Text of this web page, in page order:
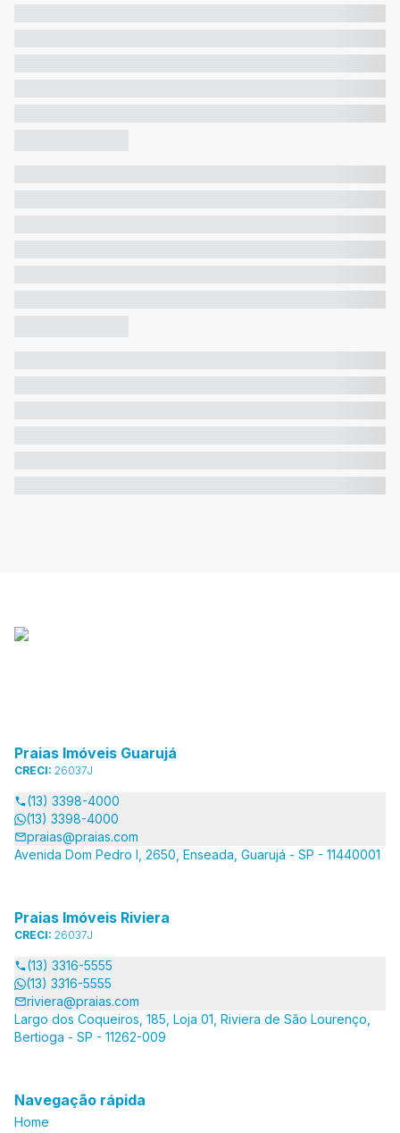
Praias Imóveis Guarujá
CRECI: 26037J
(13) 3398-4000
(13) 3398-4000
praias@praias.com
Avenida Dom Pedro I, 2650, Enseada, Guarujá - SP - 11440001
Praias Imóveis Riviera
CRECI: 26037J
(13) 3316-5555
(13) 3316-5555
riviera@praias.com
Largo dos Coqueiros, 185, Loja 01, Riviera de São Lourenço,
Bertioga - SP - 11262-009
Navegação rápida
Home